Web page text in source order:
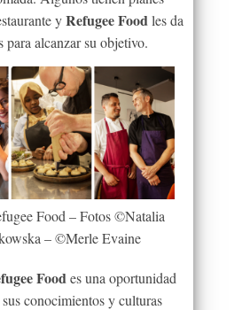
yRefugee Foodles da
para alcanzar su objetivo.
Food – Fotos ©Natalia
– ©Merle Evaine
Foodes una oportunidad
conocimientos y culturas